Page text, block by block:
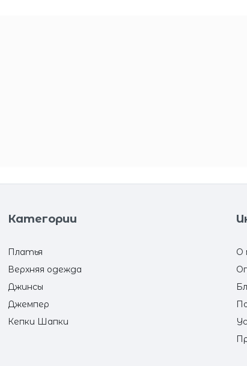
Категории
Платья
Верхняя одежда
Джинсы
Джемпер
Кепки Шапки
О